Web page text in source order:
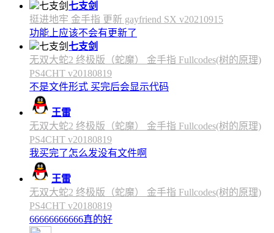
七支剑
挺进地牢 金手指 更新 gayfriend SX v20210915
功能上应该不会有更新了
七支剑
无双大蛇2 终极版（蛇魔） 金手指 Fullcodes(树的原理)
PS4CHT v20180819
不是文件形式 买完后会显示代码
王雷
无双大蛇2 终极版（蛇魔） 金手指 Fullcodes(树的原理)
PS4CHT v20180819
我买完了怎么发没有文件啊
王雷
无双大蛇2 终极版（蛇魔） 金手指 Fullcodes(树的原理)
PS4CHT v20180819
66666666666真的好